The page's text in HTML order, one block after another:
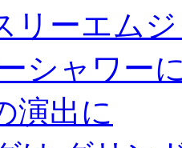
リーエム
シャワー
演出に